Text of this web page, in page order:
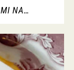
NA…